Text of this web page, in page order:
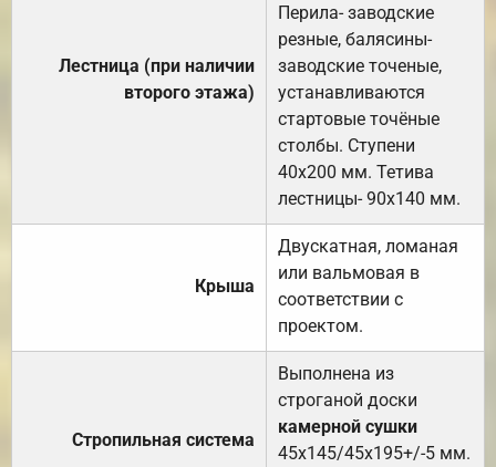
Лестница (при наличии
второго этажа)
Перила- заводские
резные, балясины-
заводские точеные,
устанавливаются
стартовые точёные
столбы. Ступени
40х200 мм. Тетива
лестницы- 90х140 мм.
Крыша
Двускатная, ломаная
или вальмовая в
соответствии с
проектом.
Стропильная система
Выполнена из
строганой доски
камерной сушки
45х145/45х195+/-5 мм.